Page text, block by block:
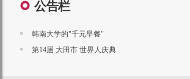
公告栏
韩南大学的"千元早餐"
第14届 大田市 世界人庆典